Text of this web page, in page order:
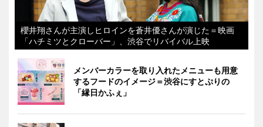
櫻井翔さんが主演しヒロインを蒼井優さんが演じた＝映画
「ハチミツとクローバー」、渋谷でリバイバル上映
メンバーカラーを取り入れたメニューも用意
するフードのイメージ＝渋谷にすとぷりの
「縁日かふぇ」